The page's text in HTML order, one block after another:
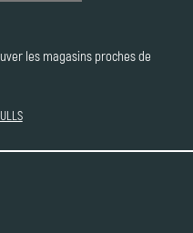
les magasins proches de